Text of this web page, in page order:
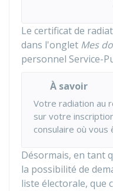
Le certificat de
dans l'onglet Mes
personnel Service-
À savoir
Votre radiation au
sur votre
consulaire où vous
Désormais, en tant
la possibilité de
liste électorale, que